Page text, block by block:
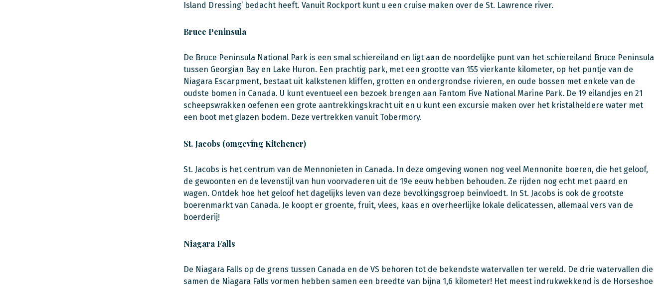
Island Dressing’ bedacht heeft. Vanuit Rockport kunt u een cruise maken over de St. Lawrence river.
Bruce Peninsula
De Bruce Peninsula National Park is een smal schiereiland en ligt aan de noordelijke punt van het schiereiland Bruce Peninsula
tussen Georgian Bay en Lake Huron. Een prachtig park, met een grootte van 155 vierkante kilometer, op het puntje van de
Niagara Escarpment, bestaat uit kalkstenen kliffen, grotten en ondergrondse rivieren, en oude bossen met enkele van de
oudste bomen in Canada. U kunt eventueel een bezoek brengen aan Fantom Five National Marine Park. De 19 eilandjes en 21
scheepswrakken oefenen een grote aantrekkingskracht uit en u kunt een excursie maken over het kristalheldere water met
een boot met glazen bodem. Deze vertrekken vanuit Tobermory.
St. Jacobs (omgeving Kitchener)
St. Jacobs is het centrum van de Mennonieten in Canada. In deze omgeving wonen nog veel Mennonite boeren, die het geloof,
de gewoonten en de levenstijl van hun voorvaderen uit de 19e eeuw hebben behouden. Ze rijden nog echt met paard en
wagen. Ontdek hoe het geloof het dagelijks leven van deze bevolkingsgroep beinvloedt. In St. Jacobs is ook de grootste
boerenmarkt van Canada. Je koopt er groente, fruit, vlees, kaas en overheerlijke lokale delicatessen, allemaal vers van de
boerderij!
Niagara Falls
De Niagara Falls op de grens tussen Canada en de VS behoren tot de bekendste watervallen ter wereld. De drie watervallen die
samen de Niagara Falls vormen hebben samen een breedte van bijna 1,6 kilometer! Het meest indrukwekkend is de Horseshoe